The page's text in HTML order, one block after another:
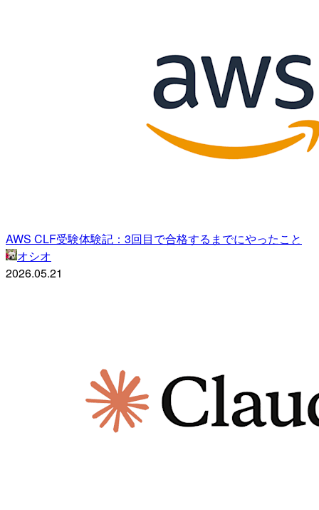
AWS CLF受験体験記：3回目で合格するまでにやったこと
オシオ
2026.05.21